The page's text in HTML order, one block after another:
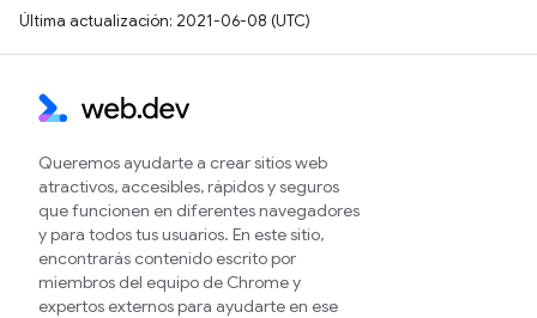
Última actualización: 2021-06-08 (UTC)
Queremos ayudarte a crear sitios web
atractivos, accesibles, rápidos y seguros
que funcionen en diferentes navegadores
y para todos tus usuarios. En este sitio,
encontrarás contenido escrito por
miembros del equipo de Chrome y
expertos externos para ayudarte en ese